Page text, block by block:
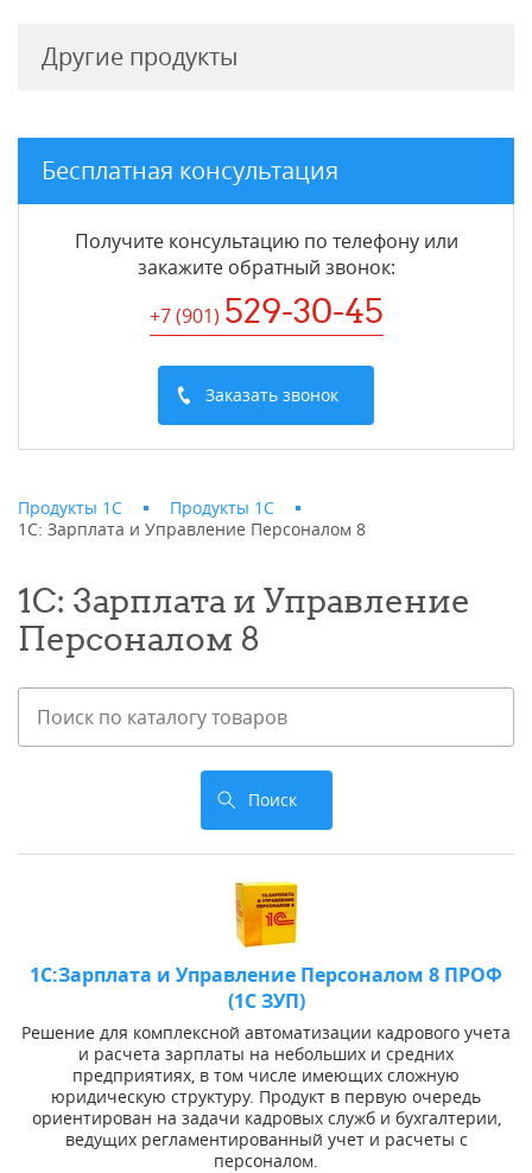
Другие продукты
Бесплатная консультация
Получите консультацию по телефону или
закажите обратный звонок:
+7 (901) 529-30-45
Заказать звонок
Продукты 1С
Продукты 1С
1С: Зарплата и Управление Персоналом 8
1С: Зарплата и Управление
Персоналом 8
Поиск
1С:Зарплата и Управление Персоналом 8 ПРОФ
(1С ЗУП)
Решение для комплексной автоматизации кадрового учета
и расчета зарплаты на небольших и средних
предприятиях, в том числе имеющих сложную
юридическую структуру. Продукт в первую очередь
ориентирован на задачи кадровых служб и бухгалтерии,
ведущих регламентированный учет и расчеты с
персоналом.